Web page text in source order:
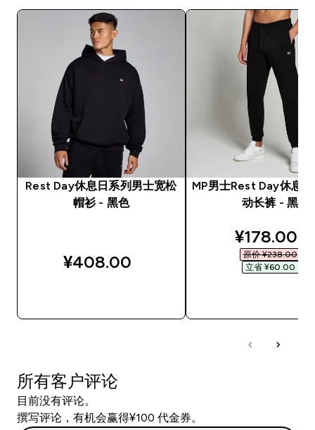
Rest Day休息日系列男士宽松
帽衫 - 黑色
¥408.00‎
MP男士Rest Day休息
动长裤 - 黑
¥178.00‎
原价 ¥238.00‎
立省 ¥60.00‎
所有客户评论
目前没有评论。
撰写评论，有机会赢得¥100 代金券。